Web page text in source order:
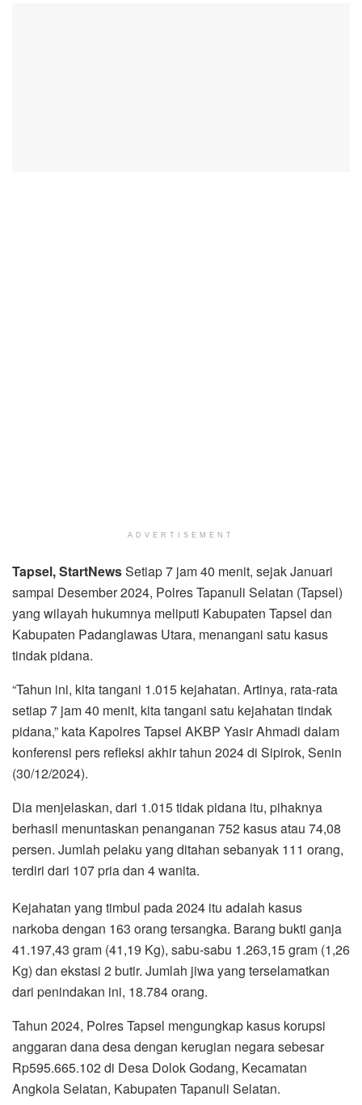
ADVERTISEMENT
Tapsel, StartNewsSetiap 7 jam 40 menit, sejak Januari
sampai Desember 2024, Polres Tapanuli Selatan (Tapsel)
yang wilayah hukumnya meliputi Kabupaten Tapsel dan
Kabupaten Padanglawas Utara, menangani satu kasus
tindak pidana.
“Tahun ini, kita tangani 1.015 kejahatan. Artinya, rata-rata
setiap 7 jam 40 menit, kita tangani satu kejahatan tindak
pidana,” kata Kapolres Tapsel AKBP Yasir Ahmadi dalam
konferensi pers refleksi akhir tahun 2024 di Sipirok, Senin
(30/12/2024).
Dia menjelaskan, dari 1.015 tidak pidana itu, pihaknya
berhasil menuntaskan penanganan 752 kasus atau 74,08
persen. Jumlah pelaku yang ditahan sebanyak 111 orang,
terdiri dari 107 pria dan 4 wanita.
Kejahatan yang timbul pada 2024 itu adalah kasus
narkoba dengan 163 orang tersangka. Barang bukti ganja
41.197,43 gram (41,19 Kg), sabu-sabu 1.263,15 gram (1,26
Kg) dan ekstasi 2 butir. Jumlah jiwa yang terselamatkan
dari penindakan ini, 18.784 orang.
Tahun 2024, Polres Tapsel mengungkap kasus korupsi
anggaran dana desa dengan kerugian negara sebesar
Rp595.665.102 di Desa Dolok Godang, Kecamatan
Angkola Selatan, Kabupaten Tapanuli Selatan.